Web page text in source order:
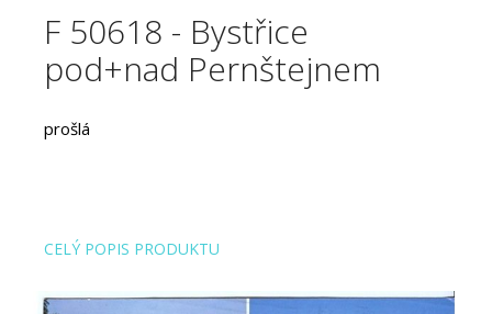
F 50618 - Bystřice
pod+nad Pernštejnem
prošlá
CELÝ POPIS PRODUKTU